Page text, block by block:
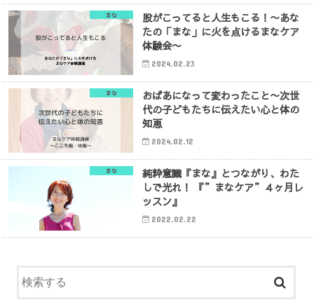
まな
股がこってると人生もこる！〜あな
たの「まな」に火を点けるまなケア
体験会〜
2024.02.23
まな
おばあになって変わったこと〜次世
代の子どもたちに伝えたい心と体の
知恵
2024.02.12
まな
純粋意識『まな』とつながり、わた
しで光れ！ 『”まなケア”４ヶ月レ
ッスン』
2022.02.22